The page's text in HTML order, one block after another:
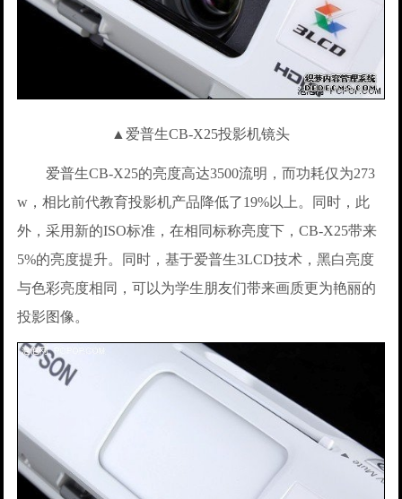
▲爱普生CB-X25投影机镜头
爱普生CB-X25的亮度高达3500流明，而功耗仅为273
w，相比前代教育投影机产品降低了19%以上。同时，此
外，采用新的ISO标准，在相同标称亮度下，CB-X25带来
5%的亮度提升。同时，基于爱普生3LCD技术，黑白亮度
与色彩亮度相同，可以为学生朋友们带来画质更为艳丽的
投影图像。